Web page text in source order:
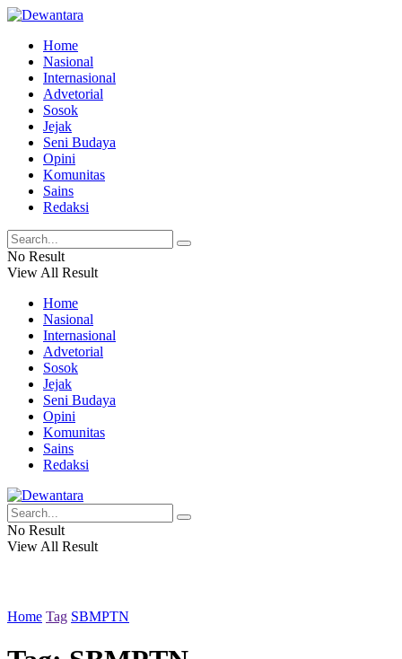
Home
Nasional
Internasional
Advetorial
Sosok
Jejak
Seni Budaya
Opini
Komunitas
Sains
Redaksi
No Result
View All Result
Home
Nasional
Internasional
Advetorial
Sosok
Jejak
Seni Budaya
Opini
Komunitas
Sains
Redaksi
No Result
View All Result
Home Tag SBMPTN